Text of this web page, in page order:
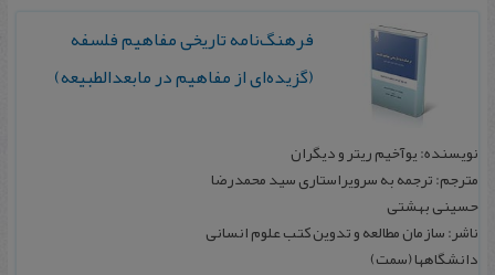
فرهنگ‌نامه تاریخی مفاهیم فلسفه
(گزیده‌ای از مفاهیم در مابعدالطبیعه)
نویسنده: یوآخیم ریتر و دیگران
مترجم: ترجمه به سرویراستاری سید محمدرضا
حسینی بهشتی
ناشر: سازمان مطالعه و تدوین کتب علوم انسانی
دانشگاهها (سمت)